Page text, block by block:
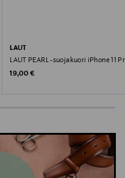
LAUT
LAUT PEARL -suojakuori iPhone 11
Original Price
19,00 €